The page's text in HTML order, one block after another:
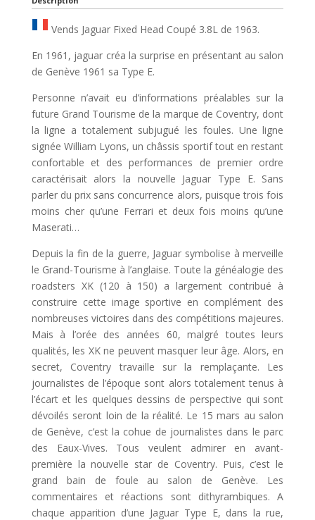
Vends Jaguar Fixed Head Coupé 3.8L de 1963.
En 1961, jaguar créa la surprise en présentant au salon
de Genève 1961 sa Type E.
Personne n’avait eu d’informations préalables sur la
future Grand Tourisme de la marque de Coventry, dont
la ligne a totalement subjugué les foules. Une ligne
signée William Lyons, un châssis sportif tout en restant
confortable et des performances de premier ordre
caractérisait alors la nouvelle Jaguar Type E. Sans
parler du prix sans concurrence alors, puisque trois fois
moins cher qu’une Ferrari et deux fois moins qu’une
Maserati…
Depuis la fin de la guerre, Jaguar symbolise à merveille
le Grand-Tourisme à l’anglaise. Toute la généalogie des
roadsters XK (120 à 150) a largement contribué à
construire cette image sportive en complément des
nombreuses victoires dans des compétitions majeures.
Mais à l’orée des années 60, malgré toutes leurs
qualités, les XK ne peuvent masquer leur âge. Alors, en
secret, Coventry travaille sur la remplaçante. Les
journalistes de l’époque sont alors totalement tenus à
l’écart et les quelques dessins de perspective qui sont
dévoilés seront loin de la réalité. Le 15 mars au salon
de Genève, c’est la cohue de journalistes dans le parc
des Eaux-Vives. Tous veulent admirer en avant-
première la nouvelle star de Coventry. Puis, c’est le
grand bain de foule au salon de Genève. Les
commentaires et réactions sont dithyrambiques. A
chaque apparition d’une Jaguar Type E, dans la rue,